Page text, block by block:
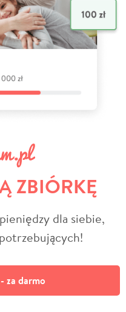
ZBIÓRKĘ
pieniędzy dla siebie,
za darmo